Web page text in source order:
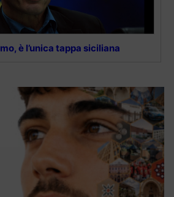
è l’unica tappa siciliana